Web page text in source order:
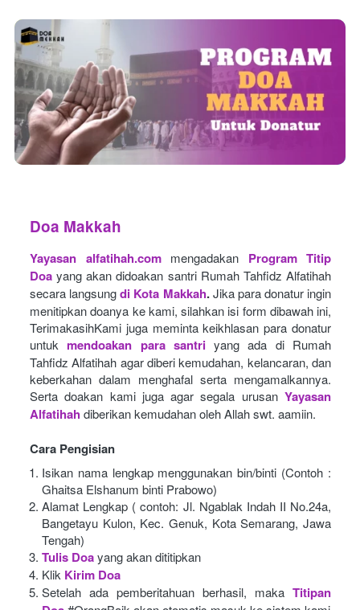
Doa Makkah
Yayasan alfatihah.com mengadakan
Program Titip
Doa yang akan didoakan santri Rumah Tahfidz Alfatihah
secara langsung di Kota Makkah. Jika para donatur ingin
menitipkan doanya ke kami, silahkan isi form dibawah ini,
TerimakasihKami juga meminta keikhlasan para donatur
untuk mendoakan para santri yang ada di Rumah
Tahfidz Alfatihah agar diberi kemudahan, kelancaran, dan
keberkahan dalam menghafal serta mengamalkannya.
Serta doakan kami juga agar segala urusan Yayasan
Alfatihah diberikan kemudahan oleh Allah swt. aamiin.
Cara Pengisian
Isikan nama lengkap menggunakan bin/binti (Contoh :
Ghaitsa Elshanum binti Prabowo)
Alamat Lengkap ( contoh: Jl. Ngablak Indah II No.24a,
Bangetayu Kulon, Kec. Genuk, Kota Semarang, Jawa
Tengah)
Tulis Doayang akan dititipkan
Klik Kirim Doa
Setelah ada pemberitahuan berhasil, maka Titipan